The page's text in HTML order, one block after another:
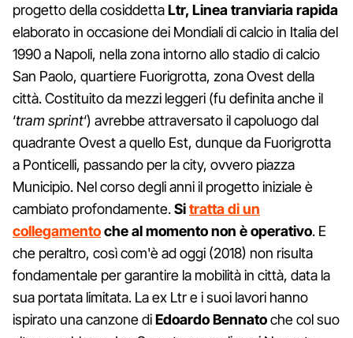
progetto della cosiddettaLtr, Linea tranviaria rapida
elaborato in occasione dei Mondiali di calcio in Italia del
1990 a Napoli, nella zona intorno allo stadio di calcio
San Paolo, quartiere Fuorigrotta, zona Ovest della
città. Costituito da mezzi leggeri (fu definita anche il
‘tram sprint‘) avrebbe attraversato il capoluogo dal
quadrante Ovest a quello Est, dunque da Fuorigrotta
a Ponticelli, passando per la city, ovvero piazza
Municipio. Nel corso degli anni il progetto iniziale è
cambiato profondamente.Sitratta di un
collegamentoche al momento non è operativo. E
che peraltro, così com'è ad oggi (2018) non risulta
fondamentale per garantire la mobilità in città, data la
sua portata limitata. La ex Ltr e i suoi lavori hanno
ispirato una canzone diEdoardo Bennatoche col suo